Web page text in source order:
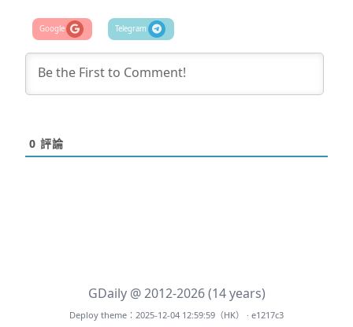
0 評論
GDaily @ 2012-2026 (14 years)
Deploy theme：2025-12-04 12:59:59（HK） · e1217c3